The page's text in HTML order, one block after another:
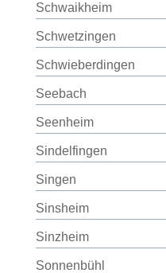
Schwaikheim
Schwetzingen
Schwieberdingen
Seebach
Seenheim
Sindelfingen
Singen
Sinsheim
Sinzheim
Sonnenbühl